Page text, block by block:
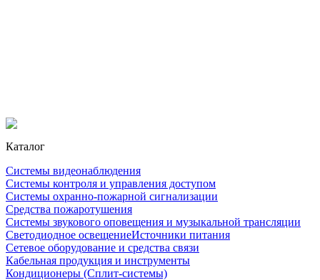
Каталог
Системы видеонаблюдения
Системы контроля и управления доступом
Системы охранно-пожарной сигнализации
Средства пожаротушения
Системы звукового оповещения и музыкальной трансляции
Светодиодное освещениеИсточники питания
Сетевое оборудование и средства связи
Кабельная продукция и инструменты
Кондиционеры (Сплит-системы)